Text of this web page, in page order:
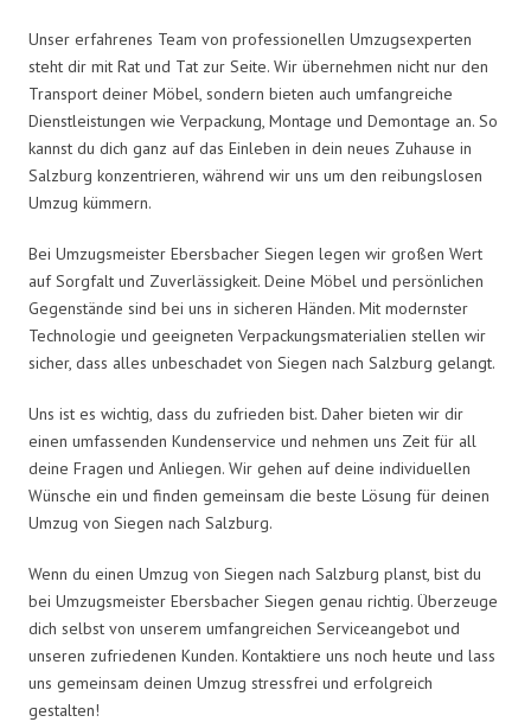
Unser erfahrenes Team von professionellen Umzugsexperten
steht dir mit Rat und Tat zur Seite. Wir übernehmen nicht nur den
Transport deiner Möbel, sondern bieten auch umfangreiche
Dienstleistungen wie Verpackung, Montage und Demontage an. So
kannst du dich ganz auf das Einleben in dein neues Zuhause in
Salzburg konzentrieren, während wir uns um den reibungslosen
Umzug kümmern.
Bei Umzugsmeister Ebersbacher Siegen legen wir großen Wert
auf Sorgfalt und Zuverlässigkeit. Deine Möbel und persönlichen
Gegenstände sind bei uns in sicheren Händen. Mit modernster
Technologie und geeigneten Verpackungsmaterialien stellen wir
sicher, dass alles unbeschadet von Siegen nach Salzburg gelangt.
Uns ist es wichtig, dass du zufrieden bist. Daher bieten wir dir
einen umfassenden Kundenservice und nehmen uns Zeit für all
deine Fragen und Anliegen. Wir gehen auf deine individuellen
Wünsche ein und finden gemeinsam die beste Lösung für deinen
Umzug von Siegen nach Salzburg.
Wenn du einen Umzug von Siegen nach Salzburg planst, bist du
bei Umzugsmeister Ebersbacher Siegen genau richtig. Überzeuge
dich selbst von unserem umfangreichen Serviceangebot und
unseren zufriedenen Kunden. Kontaktiere uns noch heute und lass
uns gemeinsam deinen Umzug stressfrei und erfolgreich
gestalten!